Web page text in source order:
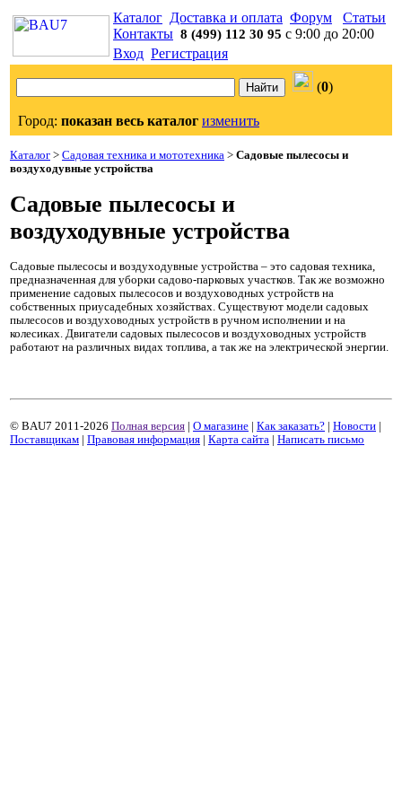
Каталог Доставка и оплата Форум
Статьи
Контакты 8 (499) 112 30 95 с 9:00 до 20:00
Вход Регистрация
(0)
Город: показан весь каталог изменить
Каталог > Садовая техника и мототехника > Садовые пылесосы и
воздуходувные устройства
Садовые пылесосы и
воздуходувные устройства
Садовые пылесосы и воздуходувные устройства – это садовая техника,
предназначенная для уборки садово-парковых участков. Так же возможно
применение садовых пылесосов и воздуховодных устройств на
собственных приусадебных хозяйствах. Существуют модели садовых
пылесосов и воздуховодных устройств в ручном исполнении и на
колесиках. Двигатели садовых пылесосов и воздуховодных устройств
работают на различных видах топлива, а так же на электрической энергии.
© BAU7 2011-2026 Полная версия | О магазине | Как заказать? | Новости |
Поставщикам | Правовая информация | Карта сайта | Написать письмо